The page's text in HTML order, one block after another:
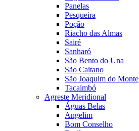
Panelas
Pesqueira
Poção
Riacho das Almas
Sairé
Sanharó
São Bento do Una
São Caitano
São Joaquim do Monte
Tacaimbó
Agreste Meridional
Águas Belas
Angelim
Bom Conselho